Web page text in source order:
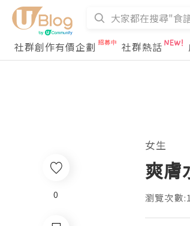
社群創作有價企劃 社群熱話
女生
爽膚
瀏覽次數
0